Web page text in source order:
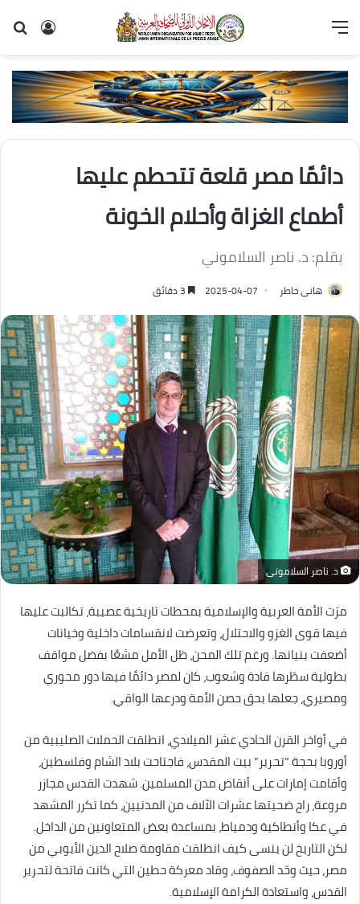
تسجيل
القائمة
دائمًا مصر قلعة تتحطم عليها
أطماع الغزاة وأحلام الخونة
بقلم: د. ناصر السلاموني
هانى خاطر 2025-04-07
د. ناصر السلامونى
مرّت الأمة العربية والإسلامية بمحطات تاريخية عصيبة، تكالبت عليها
فيها قوى الغزو والاحتلال، وتعرضت لانقسامات داخلية وخيانات
أضعفت بنيانها. ورغم تلك المحن، ظل الأمل مشعًا بفضل مواقف
بطولية سطّرها قادة وشعوب، كان لمصر دائمًا فيها دور محوري
ومصيري، جعلها بحق حصن الأمة ودرعها الواقي.
في أواخر القرن الحادي عشر الميلادي، انطلقت الحملات الصليبية من
أوروبا بحجة “تحرير” بيت المقدس، فاجتاحت بلاد الشام وفلسطين،
وأقامت إمارات على أنقاض مدن المسلمين. شهدت القدس مجازر
مروعة، راح ضحيتها عشرات الآلاف من المدنيين، كما تكرر المشهد
في عكا وأنطاكية ودمياط، بمساعدة بعض المتعاونين من الداخل.
لكن التاريخ لن ينسى كيف انطلقت مقاومة صلاح الدين الأيوبي من
مصر، حيث وحّد الصفوف، وقاد معركة حطين التي كانت فاتحة لتحرير
القدس، واستعادة الكرامة الإسلامية.